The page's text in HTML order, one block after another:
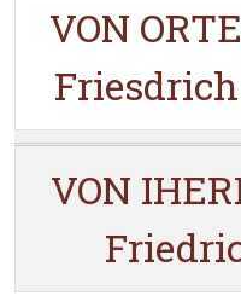
VON
VON